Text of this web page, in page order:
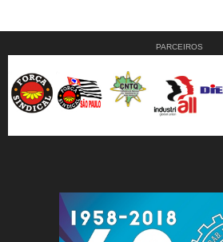
PARCEIROS